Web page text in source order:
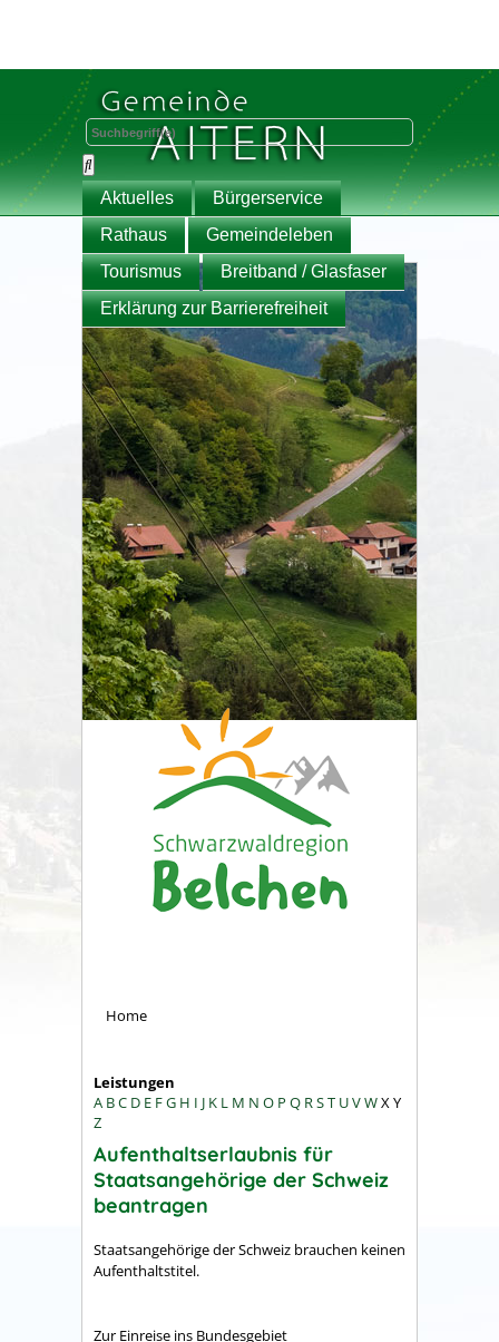
Aktuelles
Bürgerservice
Rathaus
Gemeindeleben
Tourismus
Breitband / Glasfaser
Erklärung zur Barrierefreiheit
Home
Leistungen
A BC D E FG H I J K L M N O P Q RST UVWXY
Z
Aufenthaltserlaubnis für
Staatsangehörige der Schweiz
beantragen
Staatsangehörige der Schweiz brauchen keinen
Aufenthaltstitel.
Zur Einreise ins Bundesgebiet